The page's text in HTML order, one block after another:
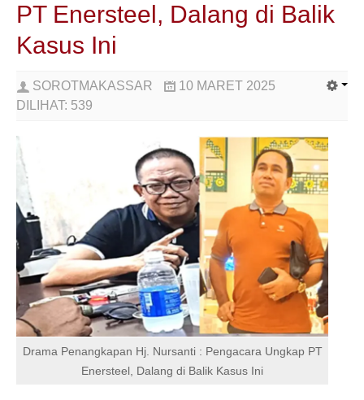
PT Enersteel, Dalang di Balik
Kasus Ini
SOROTMAKASSAR
10 MARET 2025
DILIHAT: 539
Drama Penangkapan Hj. Nursanti : Pengacara Ungkap PT
Enersteel, Dalang di Balik Kasus Ini